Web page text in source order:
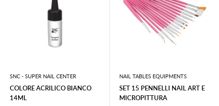
SNC - SUPER NAIL CENTER
COLORE ACRILICO BIANCO
14ML
NAIL TABLES EQUIPMENTS
SET 15 PENNELLI NAIL ART E
MICROPITTURA